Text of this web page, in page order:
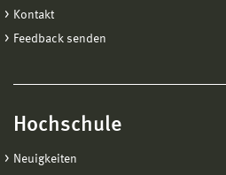
Kontakt
Feedback senden
Hochschule
Neuigkeiten